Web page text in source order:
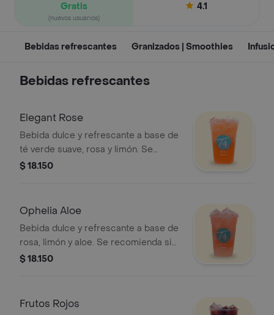
Gratis
(nuevos usuarios)
4.1
Bebidas refrescantes Granizados | Smoothies
Bebidas refrescantes
Elegant Rose
Bebida dulce y refrescante a base de
té verde suave, rosa y limón. Se
recomienda sin azúcar.
$ 18.150
Ophelia Aloe
Bebida dulce y refrescante a base de
rosa, limón y aloe. Se recomienda sin
azúcar.
$ 18.150
Frutos Rojos